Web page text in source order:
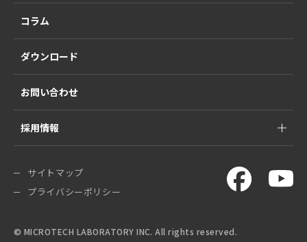
コラム
ダウンロード
お問い合わせ
採用情報
© MICROTECH LABORATORY INC. All rights reserved.
サイトマップ
プライバシーポリシー